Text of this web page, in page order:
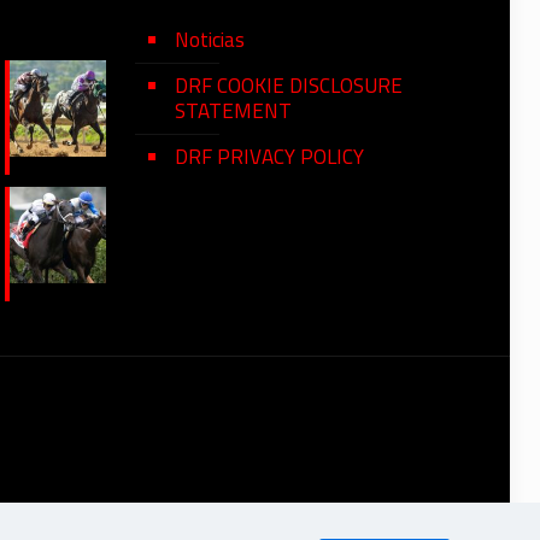
Noticias
DRF COOKIE DISCLOSURE
STATEMENT
DRF PRIVACY POLICY